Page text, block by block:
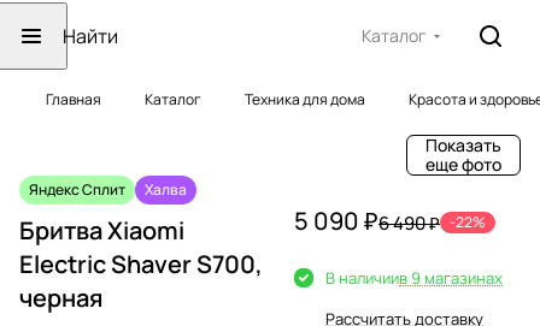
Каталог
Главная Каталог Техника для дома Красота и
Показать
еще фото
Яндекс Сплит Халва
Бритва Xiaomi
Electric Shaver S700,
черная
5 090 ₽6 490 ₽ -22%
В наличиив 9 магазинах
Рассчитать доставку